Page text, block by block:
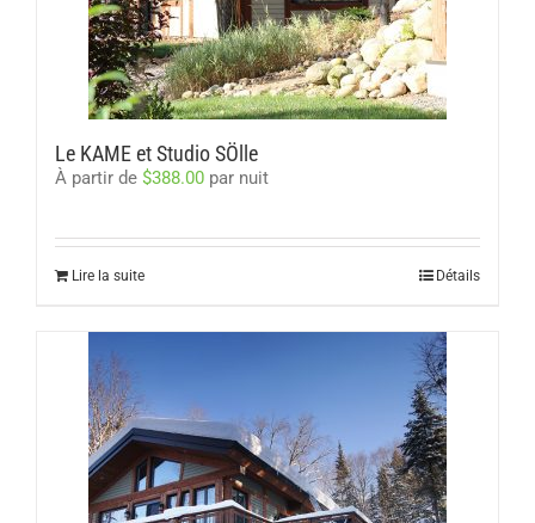
Le KAME et Studio SÖlle
À partir de $388.00 par nuit
Lire la suite Détails